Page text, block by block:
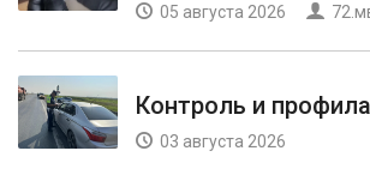
05 августа 2026
Контроль и
03 августа 2026